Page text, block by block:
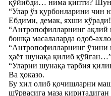
қўйибди… нима қипти?
“Улар ўз қурбонларини чин
Ебдими, демак, яхши
“Антропофилларнинг ақлий
бошқа масалаларда одоб-
“Антропофилларнинг ўзини
ҳаёт шунақа қилиб
“Уларни шунақа тарбия
Ва ҳоказо.
Бу хил олиб қочишларни
шўрвасига маза